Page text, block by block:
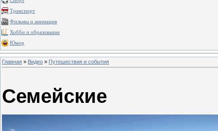
Транспорт
Фильмы и анимация
Хобби и образование
Юмор
Главная » Видео » Путешествия и события
Семейские